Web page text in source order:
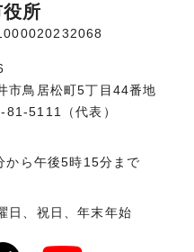
所
市鳥居松町5丁目44番地
81-5111（代表）
から午後5時15分まで
日、祝日、年末年始